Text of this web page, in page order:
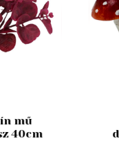
mű
40cm